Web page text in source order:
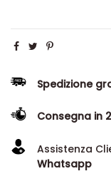
Spedizione
Consegna in
Assistenza
Whatsapp